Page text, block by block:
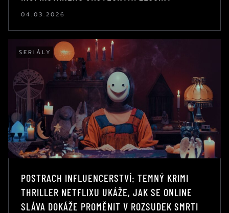
04.03.2026
SERIÁLY
POSTRACH INFLUENCERSTVÍ: TEMNÝ KRIMI
THRILLER NETFLIXU UKÁŽE, JAK SE ONLINE
SLÁVA DOKÁŽE PROMĚNIT V ROZSUDEK SMRTI